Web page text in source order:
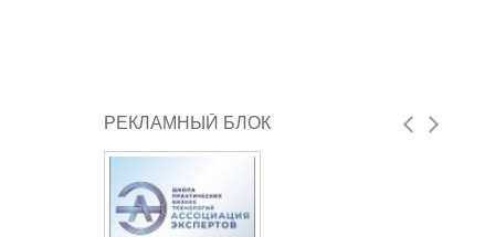
РЕКЛАМНЫЙ БЛОК